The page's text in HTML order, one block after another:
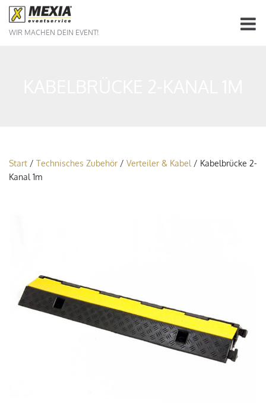
WIR MACHEN DEIN EVENT!
Start / Technisches Zubehör / Verteiler & Kabel / Kabelbrücke 2-
Kanal 1m